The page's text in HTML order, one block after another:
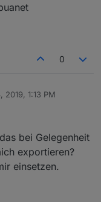
0
2019, 1:13 PM
bei Gelegenheit
exportieren?
einsetzen.